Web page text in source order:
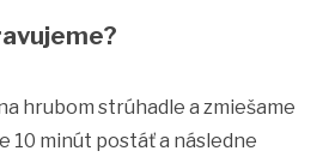
hrubom strúhadle a zmiešame
10 minút postáť a následne